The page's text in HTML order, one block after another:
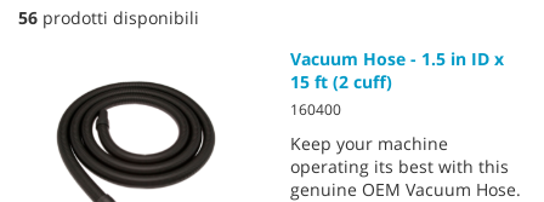
56 prodotti disponibili
Vacuum Hose - 1.5 in ID x
15 ft (2 cuff)
160400
Keep your machine
operating its best with this
genuine OEM Vacuum Hose.